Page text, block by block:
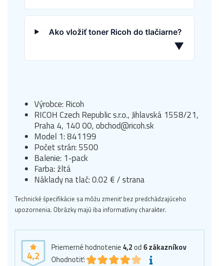
Ako vložiť toner Ricoh do tlačiarne?
▼
Výrobce: Ricoh
RICOH Czech Republic s.r.o., Jihlavská 1558/21,
Praha 4, 140 00, obchod@ricoh.sk
Model 1: 841199
Počet strán: 5500
Balenie: 1-pack
Farba: žltá
Náklady na tlač: 0.02 € / strana
Technické špecifikácie sa môžu zmeniť bez predchádzajúceho
upozornenia. Obrázky majú iba informatívny charakter.
4,2
Priemerné hodnotenie 4,2od 6zákazníkov
Ohodnotiť: